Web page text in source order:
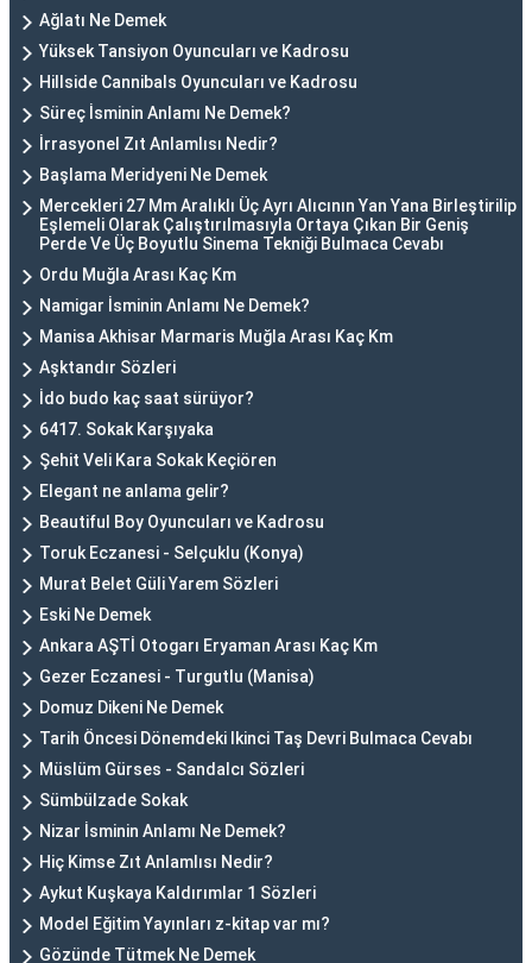
Ağlatı Ne Demek
Yüksek Tansiyon Oyuncuları ve Kadrosu
Hillside Cannibals Oyuncuları ve Kadrosu
Süreç İsminin Anlamı Ne Demek?
İrrasyonel Zıt Anlamlısı Nedir?
Başlama Meridyeni Ne Demek
Mercekleri 27 Mm Aralıklı Üç Ayrı Alıcının Yan Yana Birleştirilip
Eşlemeli Olarak Çalıştırılmasıyla Ortaya Çıkan Bir Geniş
Perde Ve Üç Boyutlu Sinema Tekniği Bulmaca Cevabı
Ordu Muğla Arası Kaç Km
Namigar İsminin Anlamı Ne Demek?
Manisa Akhisar Marmaris Muğla Arası Kaç Km
Aşktandır Sözleri
İdo budo kaç saat sürüyor?
6417. Sokak Karşıyaka
Şehit Veli Kara Sokak Keçiören
Elegant ne anlama gelir?
Beautiful Boy Oyuncuları ve Kadrosu
Toruk Eczanesi - Selçuklu (Konya)
Murat Belet Güli Yarem Sözleri
Eski Ne Demek
Ankara AŞTİ Otogarı Eryaman Arası Kaç Km
Gezer Eczanesi - Turgutlu (Manisa)
Domuz Dikeni Ne Demek
Tarih Öncesi Dönemdeki Ikinci Taş Devri Bulmaca Cevabı
Müslüm Gürses - Sandalcı Sözleri
Sümbülzade Sokak
Nizar İsminin Anlamı Ne Demek?
Hiç Kimse Zıt Anlamlısı Nedir?
Aykut Kuşkaya Kaldırımlar 1 Sözleri
Model Eğitim Yayınları z-kitap var mı?
Gözünde Tütmek Ne Demek